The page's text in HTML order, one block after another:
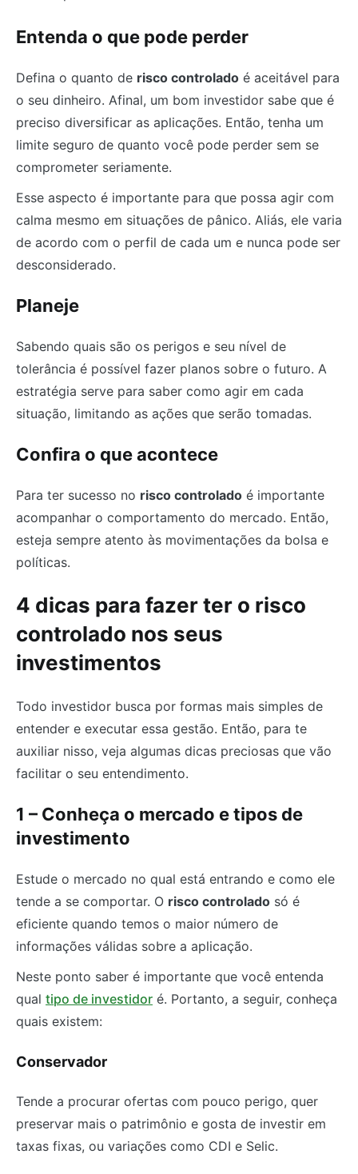
Entenda o que pode perder
Defina o quanto de risco controlado é aceitável para
o seu dinheiro. Afinal, um bom investidor sabe que é
preciso diversificar as aplicações. Então, tenha um
limite seguro de quanto você pode perder sem se
comprometer seriamente.
Esse aspecto é importante para que possa agir com
calma mesmo em situações de pânico. Aliás, ele varia
de acordo com o perfil de cada um e nunca pode ser
desconsiderado.
Planeje
Sabendo quais são os perigos e seu nível de
tolerância é possível fazer planos sobre o futuro. A
estratégia serve para saber como agir em cada
situação, limitando as ações que serão tomadas.
Confira o que acontece
Para ter sucesso no risco controlado é importante
acompanhar o comportamento do mercado. Então,
esteja sempre atento às movimentações da bolsa e
políticas.
4 dicas para fazer ter o risco
controlado nos seus
investimentos
Todo investidor busca por formas mais simples de
entender e executar essa gestão. Então, para te
auxiliar nisso, veja algumas dicas preciosas que vão
facilitar o seu entendimento.
1 – Conheça o mercado e tipos de
investimento
Estude o mercado no qual está entrando e como ele
tende a se comportar. O risco controlado só é
eficiente quando temos o maior número de
informações válidas sobre a aplicação.
Neste ponto saber é importante que você entenda
qual tipo de investidor é. Portanto, a seguir, conheça
quais existem:
Conservador
Tende a procurar ofertas com pouco perigo, quer
preservar mais o patrimônio e gosta de investir em
taxas fixas, ou variações como CDI e Selic.